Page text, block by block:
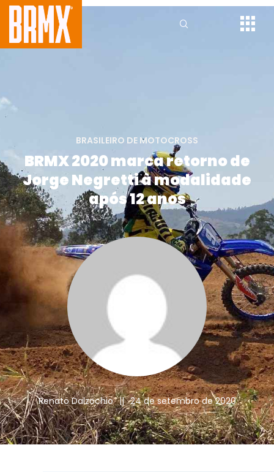
BRASILEIRO DE MOTOCROSS
BRMX 2020 marca retorno de
Jorge Negretti à modalidade
após 12 anos
Renato Dalzochio || 24 de setembro de 2020